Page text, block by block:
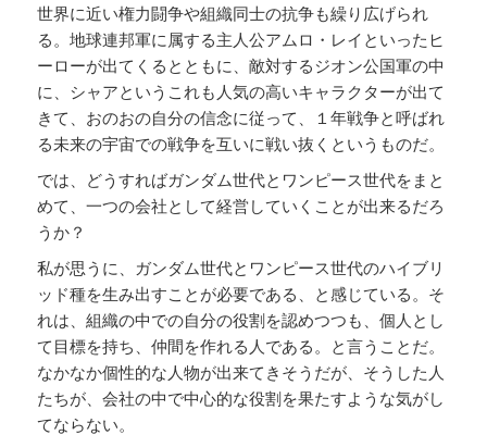
世界に近い権力闘争や組織同士の抗争も繰り広げられ
る。地球連邦軍に属する主人公アムロ・レイといったヒ
ーローが出てくるとともに、敵対するジオン公国軍の中
に、シャアというこれも人気の高いキャラクターが出て
きて、おのおの自分の信念に従って、１年戦争と呼ばれ
る未来の宇宙での戦争を互いに戦い抜くというものだ。
では、どうすればガンダム世代とワンピース世代をまと
めて、一つの会社として経営していくことが出来るだろ
うか？
私が思うに、ガンダム世代とワンピース世代のハイブリ
ッド種を生み出すことが必要である、と感じている。そ
れは、組織の中での自分の役割を認めつつも、個人とし
て目標を持ち、仲間を作れる人である。と言うことだ。
なかなか個性的な人物が出来てきそうだが、そうした人
たちが、会社の中で中心的な役割を果たすような気がし
てならない。